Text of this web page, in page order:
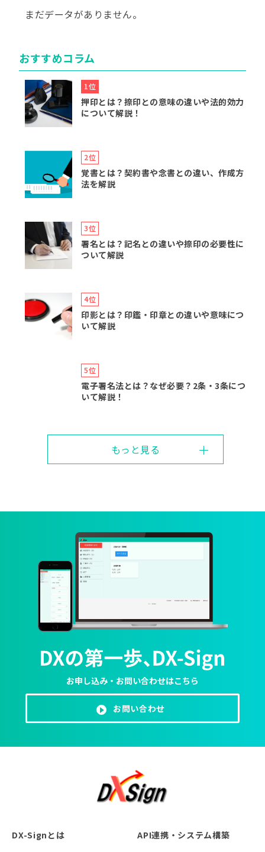
まだデータがありません。
おすすめコラム
押印とは？捺印との意味の違いや法的効力
について解説！
覚書とは？契約書や念書との違い、作成方
法を解説
署名とは？記名との違いや捺印の必要性に
ついて解説
印影とは？印鑑・印章との違いや意味につ
いて解説
電子署名法とは？なぜ必要？2条・3条につ
いて解説！
もっと見る
お申し込み・お問い合わせはこちら
お問い合わせ
DX-Signとは API連携・システム構築